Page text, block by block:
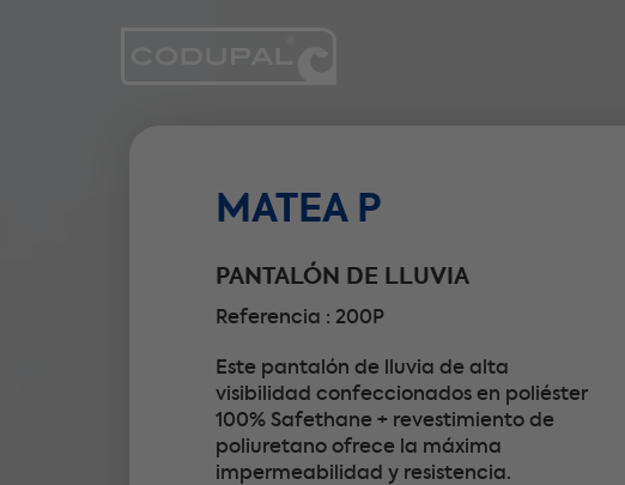
MATEA P
PANTALÓN DE LLUVIA
Referencia : 200P
Este pantalón de lluvia de alta
visibilidad confeccionados en poliéster
100% Safethane + revestimiento de
poliuretano ofrece la máxima
impermeabilidad y resistencia.